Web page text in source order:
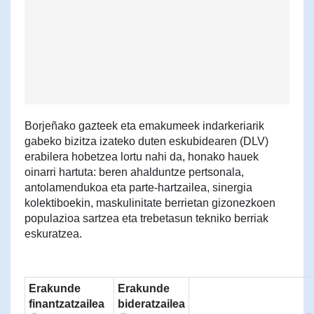
Borjeñako gazteek eta emakumeek indarkeriarik
gabeko bizitza izateko duten eskubidearen (DLV)
erabilera hobetzea lortu nahi da, honako hauek
oinarri hartuta: beren ahalduntze pertsonala,
antolamendukoa eta parte-hartzailea, sinergia
kolektiboekin, maskulinitate berrietan gizonezkoen
populazioa sartzea eta trebetasun tekniko berriak
eskuratzea.
Erakunde
finantzatzailea
Erakunde
bideratzailea